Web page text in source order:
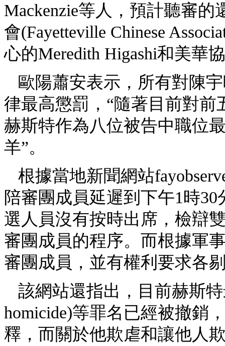
Mackenzie等人，預計聽審
會(Fayetteville Chinese
心的Meredith Higashi和美華
歐陽蕭安表示，所有對陳
律最高懲罰，“隨著目前對
赫斯特作為八位被告中職位
羊”。
根據當地新聞網站
陪審團成員延遲到下午1時
選人員沒有按時出席，檢辯
審團成員的程序。而根據軍
審團成員，並有權利要求各
該網站還指出，目前赫斯
homicide)等罪名已經被撤銷
釋，而關於他欺虐和讓他人